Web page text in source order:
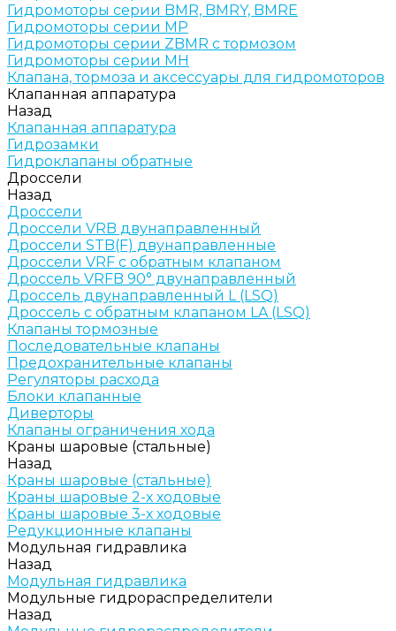
Гидромоторы серии BМR, BMRY, BМRE
Гидромоторы серии MP
Гидромоторы серии ZBMR с тормозом
Гидромоторы серии МH
Клапана, тормоза и аксессуары для гидромоторов
Клапанная аппаратура
Назад
Клапанная аппаратура
Гидрозамки
Гидроклапаны обратные
Дроссели
Назад
Дроссели
Дроссели VRB двунаправленный
Дроссели STB(F) двунаправленные
Дроссели VRF с обратным клапаном
Дроссель VRFB 90° двунаправленный
Дроссель двунаправленный L (LSQ)
Дроссель с обратным клапаном LA (LSQ)
Клапаны тормозные
Последовательные клапаны
Предохранительные клапаны
Регуляторы расхода
Блоки клапанные
Диверторы
Клапаны ограничения хода
Краны шаровые (стальные)
Назад
Краны шаровые (стальные)
Краны шаровые 2-х ходовые
Краны шаровые 3-х ходовые
Редукционные клапаны
Модульная гидравлика
Назад
Модульная гидравлика
Модульные гидрораспределители
Назад